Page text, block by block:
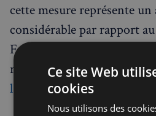
cette mesure représente un
considérable par rapport
France, l'accès aux
reste limité et leur
l'Assurance Maladie
Ce site Web
cookies
Nous utilisons des